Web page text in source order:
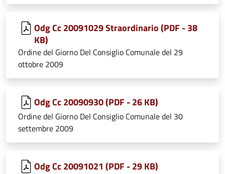
Odg Cc 20091029 Straordinario (PDF - 38
KB)
Ordine del Giorno Del Consiglio Comunale del 29
ottobre 2009
Odg Cc 20090930 (PDF - 26 KB)
Ordine del Giorno Del Consiglio Comunale del 30
settembre 2009
Odg Cc 20091021 (PDF - 29 KB)